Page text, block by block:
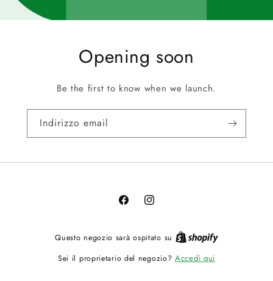
Opening soon
Be the first to know when we launch.
Indirizzo email
FacebookInstagram
Questo negozio sarà ospitato su
Sei il proprietario del negozio?Accedi qui